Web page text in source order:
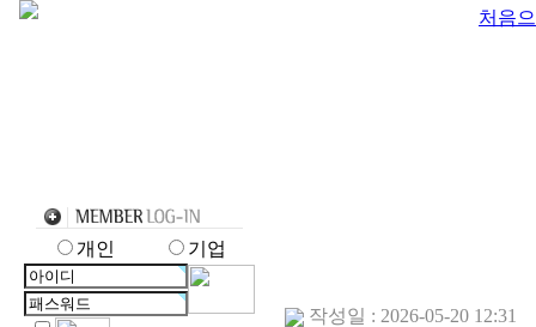
처음
개인 기업
작성일 : 2026-05-20 12:31